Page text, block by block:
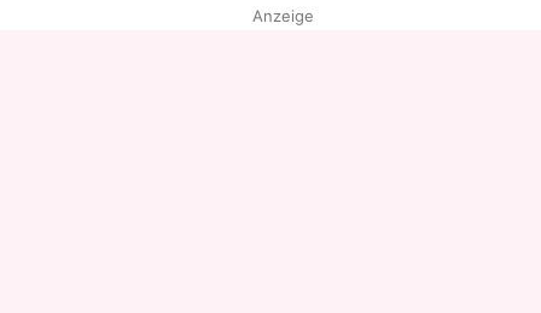
Anzeige